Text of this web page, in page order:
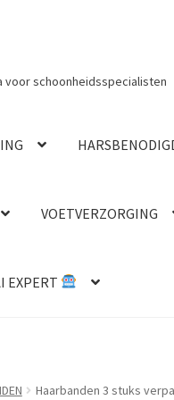
schoonheidsspecialisten
VOETVERZORGING
EXPERT
Haarbanden 3 stuks